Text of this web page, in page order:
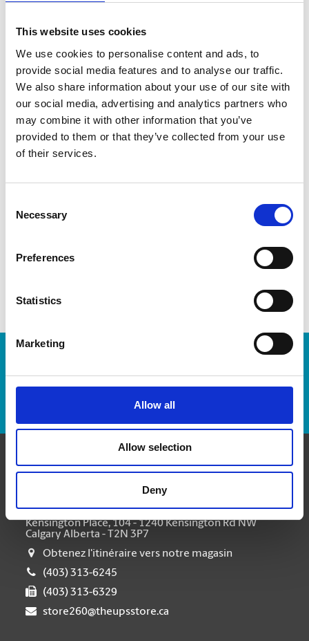
This website uses cookies
We use cookies to personalise content and ads, to
provide social media features and to analyse our traffic.
We also share information about your use of our site with
our social media, advertising and analytics partners who
may combine it with other information that you’ve
provided to them or that they’ve collected from your use
of their services.
Selection
Necessary
Preferences
Statistics
Marketing
Allow all
Allow selection
Deny
Communiquer avec nous
The UPS Store #260
Kensington Place, 104 - 1240 Kensington Rd NW
Calgary Alberta - T2N 3P7
Obtenez l'itinéraire vers notre magasin
(403) 313-6245
(403) 313-6329
store260@theupsstore.ca